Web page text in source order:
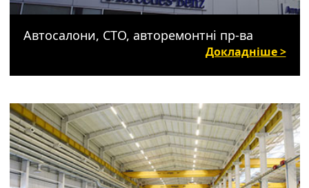
Автосалони, СТО, авторемонтні пр-ва
Докладніше >